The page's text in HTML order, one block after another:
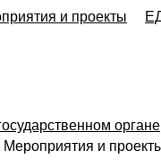
и проекты
органе
Мероприятия и